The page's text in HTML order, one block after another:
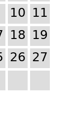
10 11
18 19
26 27